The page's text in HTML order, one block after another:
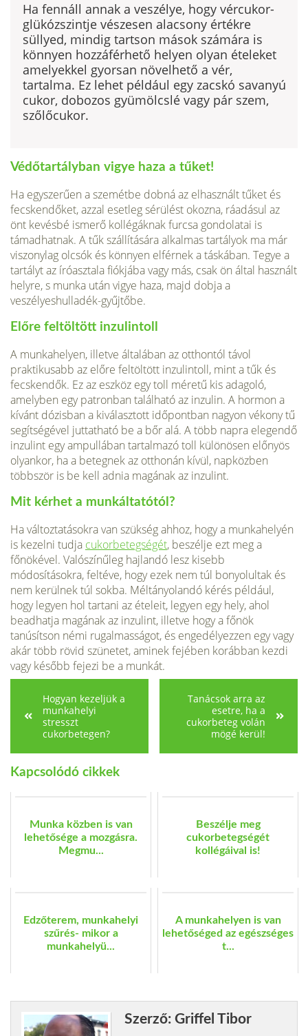
Ha fennáll annak a veszélye, hogy vércukor-
glükózszintje vészesen alacsony értékre
süllyed, mindig tartson mások számára is
könnyen hozzáférhető helyen olyan ételeket
amelyekkel gyorsan növelhető a vér,
tartalma. Ez lehet például egy zacskó savanyú
cukor, dobozos gyümölcslé vagy pár szem,
szőlőcukor.
Védőtartályban vigye haza a tűket!
Ha egyszerűen a szemétbe dobná az elhasznált tűket és
fecskendőket, azzal esetleg sérülést okozna, ráadásul az
önt kevésbé ismerő kollégáknak furcsa gondolatai is
támadhatnak. A tűk szállítására alkalmas tartályok ma már
viszonylag olcsók és könnyen elférnek a táskában. Tegye a
tartályt az íróasztala fiókjába vagy más, csak ön által használt
helyre, s munka után vigye haza, majd dobja a
veszélyeshulladék-gyűjtőbe.
Előre feltöltött inzulintoll
A munkahelyen, illetve általában az otthontól távol
praktikusabb az előre feltöltött inzulintoll, mint a tűk és
fecskendők. Ez az eszköz egy toll méretű kis adagoló,
amelyben egy patronban található az inzulin. A hormon a
kívánt dózisban a kiválasztott időpontban nagyon vékony tű
segítségével juttatható be a bőr alá. A több napra elegendő
inzulint egy ampullában tartalmazó toll különösen előnyös
olyankor, ha a betegnek az otthonán kívül, napközben
többször is be kell adnia magának az inzulint.
Mit kérhet a munkáltatótól?
Ha változtatásokra van szükség ahhoz, hogy a munkahelyén
is kezelni tudja cukorbetegségét, beszélje ezt meg a
főnökével. Valószínűleg hajlandó lesz kisebb
módosításokra, feltéve, hogy ezek nem túl bonyolultak és
nem kerülnek túl sokba. Méltányolandó kérés például,
hogy legyen hol tartani az ételeit, legyen egy hely, ahol
beadhatja magának az inzulint, illetve hogy a főnök
tanúsítson némi rugalmasságot, és engedélyezzen egy vagy
akár több rövid szünetet, aminek fejében korábban kezdi
vagy később fejezi be a munkát.
Hogyan kezeljük a
munkahelyi
stresszt
cukorbetegen?
Tanácsok arra az
esetre, ha a
cukorbeteg volán
mögé kerül!
Kapcsolódó cikkek
Munka közben is van
lehetősége a mozgásra.
Megmu...
Beszélje meg
cukorbetegségét
kollégáival is!
Edzőterem, munkahelyi
szűrés- mikor a
munkahelyü...
A munkahelyen is van
lehetőséged az egészséges
t...
Szerző: Griffel Tibor